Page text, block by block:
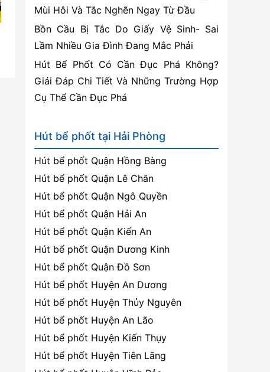
Mùi Hôi Và Tắc Nghẽn Ngay Từ Đầu
Bồn Cầu Bị Tắc Do Giấy Vệ Sinh- Sai
Lầm Nhiều Gia Đình Đang Mắc Phải
Hút Bể Phốt Có Cần Đục Phá Không?
Giải Đáp Chi Tiết Và Những Trường Hợp
Cụ Thể Cần Đục Phá
Hút bể phốt tại Hải Phòng
Hút bể phốt Quận Hồng Bàng
Hút bể phốt Quận Lê Chân
Hút bể phốt Quận Ngô Quyền
Hút bể phốt Quận Hải An
Hút bể phốt Quận Kiến An
Hút bể phốt Quận Dương Kinh
Hút bể phốt Quận Đồ Sơn
Hút bể phốt Huyện An Dương
Hút bể phốt Huyện Thủy Nguyên
Hút bể phốt Huyện An Lão
Hút bể phốt Huyện Kiến Thụy
Hút bể phốt Huyện Tiên Lãng